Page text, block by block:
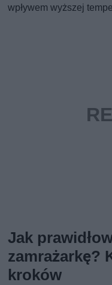
wpływem wyższej
Jak
zamrażarkę?
kroków